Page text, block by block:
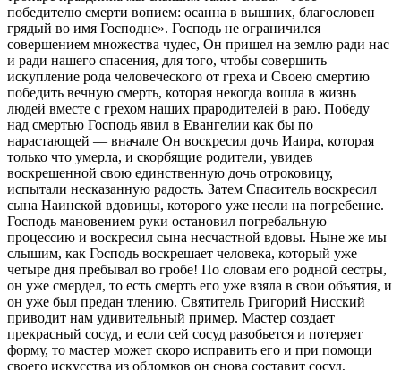
победителю смерти вопием: осанна в вышних, благословен
грядый во имя Господне». Господь не ограничился
совершением множества чудес, Он пришел на землю ради нас
и ради нашего спасения, для того, чтобы совершить
искупление рода человеческого от греха и Своею смертию
победить вечную смерть, которая некогда вошла в жизнь
людей вместе с грехом наших прародителей в раю. Победу
над смертью Господь явил в Евангелии как бы по
нарастающей — вначале Он воскресил дочь Иаира, которая
только что умерла, и скорбящие родители, увидев
воскрешенной свою единственную дочь отроковицу,
испытали несказанную радость. Затем Спаситель воскресил
сына Наинской вдовицы, которого уже несли на погребение.
Господь мановением руки остановил погребальную
процессию и воскресил сына несчастной вдовы. Ныне же мы
слышим, как Господь воскрешает человека, который уже
четыре дня пребывал во гробе! По словам его родной сестры,
он уже смердел, то есть смерть его уже взяла в свои объятия, и
он уже был предан тлению. Святитель Григорий Нисский
приводит нам удивительный пример. Мастер создает
прекрасный сосуд, и если сей сосуд разобьется и потеряет
форму, то мастер может скоро исправить его и при помощи
своего искусства из обломков он снова составит сосуд,